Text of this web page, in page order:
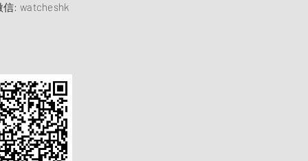
信: watcheshk